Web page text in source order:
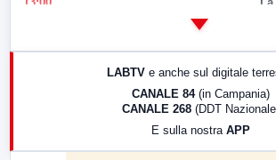
17:00
LABTV e anche sul digitale
CANALE 84 (in Campania)
CANALE 268 (DDT
E sulla nostra APP